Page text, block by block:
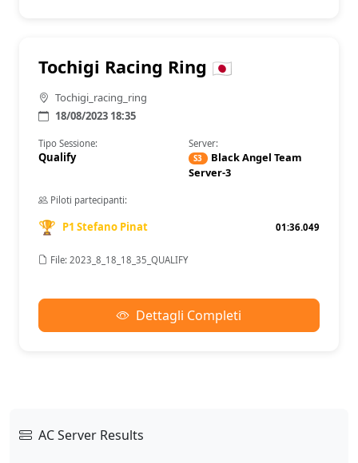
Tochigi Racing Ring
Tochigi_racing_ring
18/08/2023 18:35
Tipo Sessione:
Qualify
Server:
S3
Black Angel Team
Server-3
Piloti partecipanti:
🏆 P1 Stefano Pinat 01:36.049
File: 2023_8_18_18_35_QUALIFY
Dettagli Completi
AC Server Results